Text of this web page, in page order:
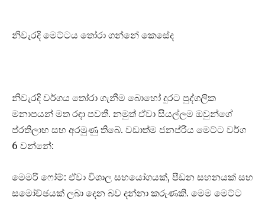
නිවැරදි මෙට්ටය තෝරා ගන්නේ කෙසේද
නිවැරදි වර්ගය තෝරා ගැනීම බොහෝ දුරට පුද්ගලික
මනාපයන් මත රඳා පවතී. නමුත් ඒවා සියල්ලම ඔවුන්ගේ
ප්රතිලාභ සහ අරමුණු තිබේ. වඩාත්ම ජනප්රිය මෙට්ට වර්ග
6 වන්නේ:
මෙමරි ෆෝම්: ඒවා විශාල සහයෝගයක්, පීඩන සහනයක් සහ
සමෝච්ඡයක් ලබා දෙන බව දන්නා කරුණකි. මෙම මෙට්ට